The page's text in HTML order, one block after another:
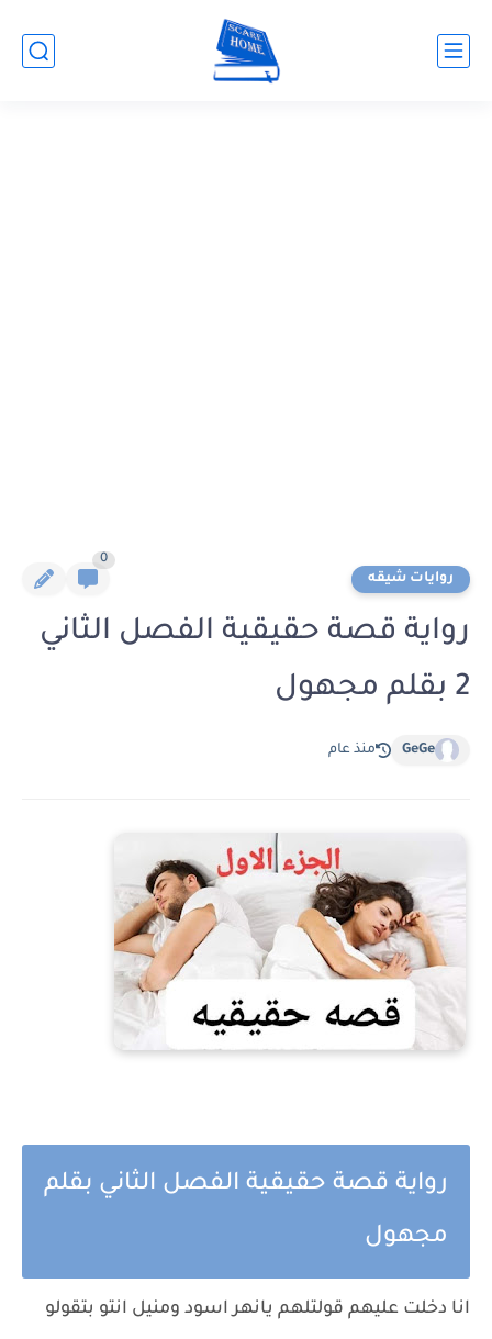
روايات شيقه
0
رواية قصة حقيقية الفصل الثاني
2 بقلم مجهول
GeGe منذ عام
رواية قصة حقيقية الفصل الثاني بقلم
مجهول
انا دخلت عليهم قولتلهم يانهر اسود ومنيل انتو بتقولو